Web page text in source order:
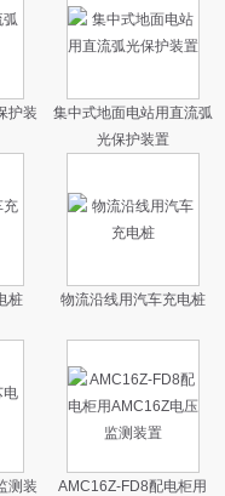
护装
集中式地面电站用直流弧
光保护装置
桩 物流沿线用汽车充电桩
测装
AMC16Z-FD8配电柜用